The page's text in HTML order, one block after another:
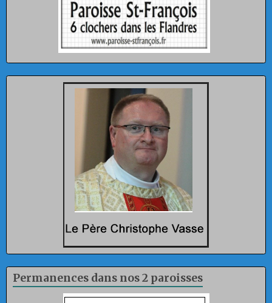
Permanences dans nos 2 paroisses